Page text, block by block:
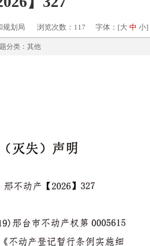
规划局 浏览次数：117 字体：[大 中 小]
题分类：其他